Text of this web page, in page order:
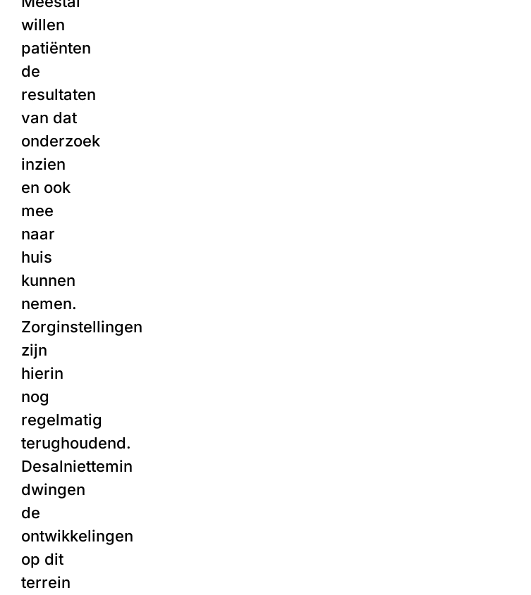
willen
patiënten
de
resultaten
van dat
onderzoek
inzien
en ook
mee
naar
huis
kunnen
nemen.
Zorginstellingen
zijn
hierin
nog
regelmatig
terughoudend.
Desalniettemin
dwingen
de
ontwikkelingen
op dit
terrein